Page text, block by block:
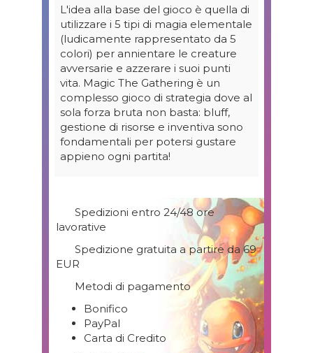
Spedizioni entro 24/48 ore
lavorative
Spedizione gratuita a partire da 69
EUR
Metodi di pagamento
Bonifico
PayPal
Carta di Credito
L'idea alla base del gioco è quella di
utilizzare i 5 tipi di magia elementale
(ludicamente rappresentato da 5
colori) per annientare le creature
avversarie e azzerare i suoi punti
vita. Magic The Gathering è un
complesso gioco di strategia dove al
sola forza bruta non basta: bluff,
gestione di risorse e inventiva sono
fondamentali per potersi gustare
appieno ogni partita!